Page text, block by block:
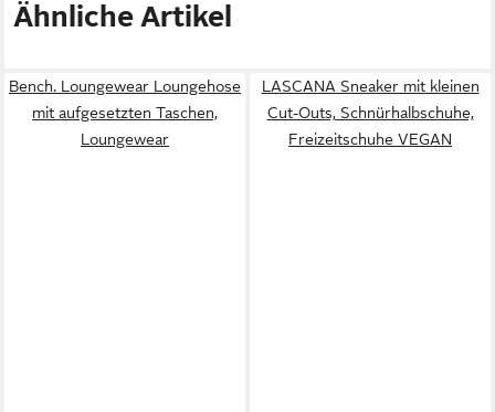
Ähnliche Artikel
Bench. Loungewear Loungehose
mit aufgesetzten Taschen,
Loungewear
LASCANA Sneaker mit kleinen
Cut-Outs, Schnürhalbschuhe,
Freizeitschuhe VEGAN